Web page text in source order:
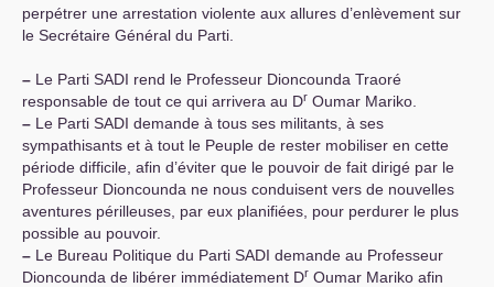
perpétrer une arrestation violente aux allures d’enlèvement sur
le Secrétaire Général du Parti.
– Le Parti SADI rend le Professeur Dioncounda Traoré
responsable de tout ce qui arrivera au Dr Oumar Mariko.
– Le Parti SADI demande à tous ses militants, à ses
sympathisants et à tout le Peuple de rester mobiliser en cette
période difficile, afin d’éviter que le pouvoir de fait dirigé par le
Professeur Dioncounda ne nous conduisent vers de nouvelles
aventures périlleuses, par eux planifiées, pour perdurer le plus
possible au pouvoir.
– Le Bureau Politique du Parti SADI demande au Professeur
Dioncounda de libérer immédiatement Dr Oumar Mariko afin